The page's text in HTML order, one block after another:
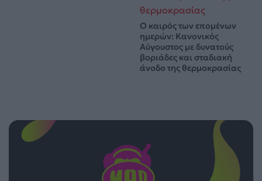
Ο καιρός των επομένων
ημερών: Κανονικός
Αύγουστος με δυνατούς
βοριάδες και σταδιακή
άνοδο της θερμοκρασίας